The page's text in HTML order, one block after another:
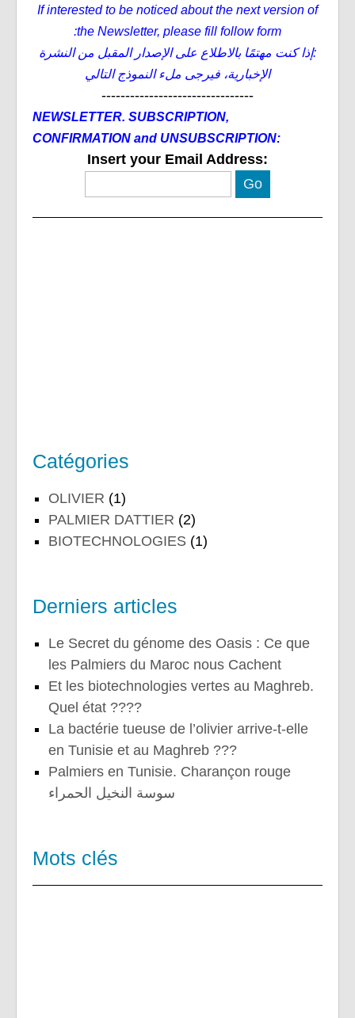
If interested to be noticed about the next version of
the Newsletter, please fill follow form:
:إذا كنت مهتمًا بالاطلاع على الإصدار المقبل من النشرة
الإخبارية، فيرجى ملء النموذج التالي
--------------------------------
NEWSLETTER. SUBSCRIPTION,
CONFIRMATION and UNSUBSCRIPTION:
Insert your Email Address:
Catégories
OLIVIER (1)
PALMIER DATTIER (2)
BIOTECHNOLOGIES (1)
Derniers articles
Le Secret du génome des Oasis : Ce que
les Palmiers du Maroc nous Cachent
Et les biotechnologies vertes au Maghreb.
Quel état ????
La bactérie tueuse de l’olivier arrive-t-elle
en Tunisie et au Maghreb ???
Palmiers en Tunisie. Charançon rouge
سوسة النخيل الحمراء
Mots clés